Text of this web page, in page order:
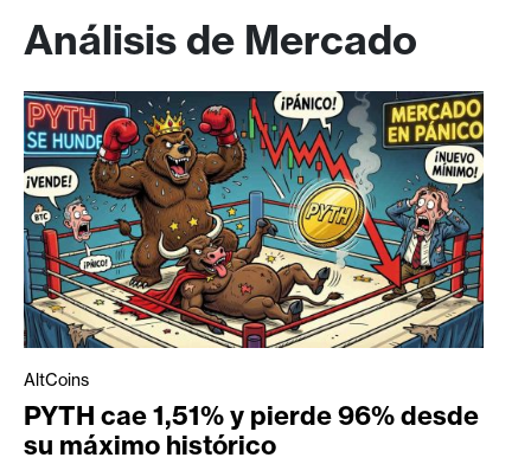
Análisis de Mercado
AltCoins
PYTH cae 1,51% y pierde 96% desde
su máximo histórico